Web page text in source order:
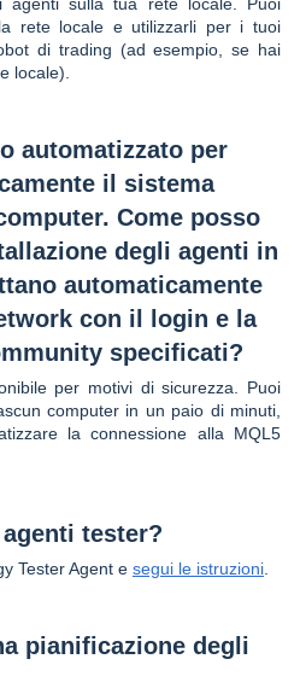
rete locale e utilizzarli per i tuoi
di trading (ad esempio, se hai
locale).
automatizzato per
il sistema
Come posso
degli agenti in
automaticamente
con il login e la
specificati?
per motivi di sicurezza. Puoi
computer in un paio di minuti,
la connessione alla MQL5
tester?
Tester Agent e segui le istruzioni
pianificazione degli